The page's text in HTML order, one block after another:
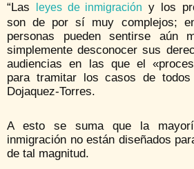
“Las leyes de inmigración y los
son de por sí muy complejos;
personas pueden sentirse aún
simplemente desconocer sus
audiencias en las que el
para tramitar los casos de
Dojaquez-Torres.
A esto se suma que la
inmigración no están diseñados
de tal magnitud.